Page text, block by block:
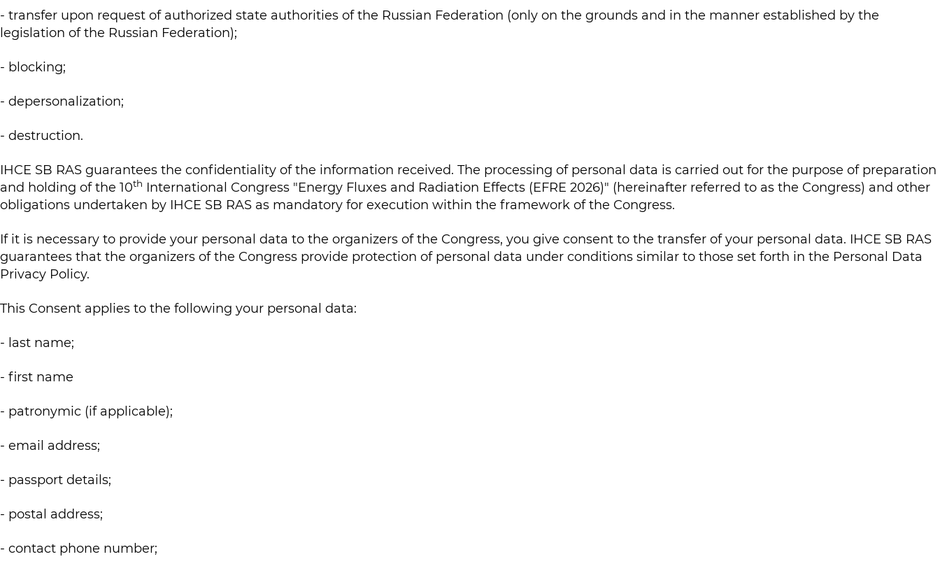
- transfer upon request of authorized state authorities of the Russian Federation (only on the grounds and in the manner established by the
legislation of the Russian Federation);
- blocking;
- depersonalization;
- destruction.
IHCE SB RAS guarantees the confidentiality of the information received. The processing of personal data is carried out for the purpose of preparation
and holding of the 10th International Congress "Energy Fluxes and Radiation Effects (EFRE 2026)" (hereinafter referred to as the Congress) and other
obligations undertaken by IHCE SB RAS as mandatory for execution within the framework of the Congress.
If it is necessary to provide your personal data to the organizers of the Congress, you give consent to the transfer of your personal data. IHCE SB RAS
guarantees that the organizers of the Congress provide protection of personal data under conditions similar to those set forth in the Personal Data
Privacy Policy.
This Consent applies to the following your personal data:
- last name;
- first name
- patronymic (if applicable);
- email address;
- passport details;
- postal address;
- contact phone number;